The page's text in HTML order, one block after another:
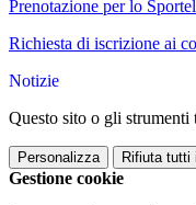
Prenotazione per lo
Richiesta di iscrizione ai
Notizie
Questo sito o gli
Personalizza Rifiuta tutti
Gestione cookie